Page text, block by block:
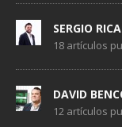
SERGIO
18 artículos
DAVID
12 artículos